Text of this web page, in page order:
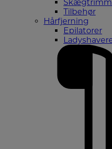
Tilbehør
Hårfjerning
Epilatorer